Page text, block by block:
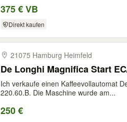
375 € VB
Direkt kaufen
21075 Hamburg Heimfeld
De Longhi Magnifica Start
Ich verkaufe einen Kaffeevollautomat
220.60.B. Die Maschine wurde am...
250 €